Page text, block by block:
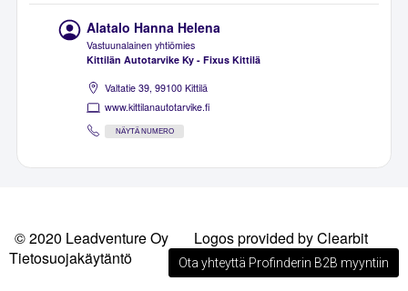
Alatalo Hanna Helena
Vastuunalainen yhtiömies
Kittilän Autotarvike Ky - Fixus Kittilä
Valtatie 39, 99100 Kittilä
www.kittilanautotarvike.fi
NÄYTÄ NUMERO
© 2020 Leadventure Oy
Logos provided by Clearbit
Tietosuojakäytäntö
Ota yhteyttä Profinderin B2B myyntiin